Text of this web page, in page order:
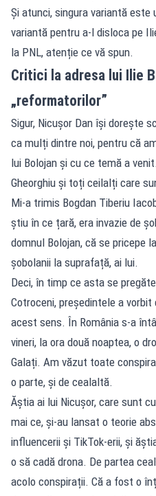
Și atunci, singura variantă este
variantă pentru a-l disloca pe
la PNL, atenție ce vă spun.
Critici la adresa lui Ilie
„reformatorilor”
Sigur, Nicușor Dan își dorește
ca mulți dintre noi, pentru că
lui Bolojan și cu ce temă a
Gheorghiu și toți ceilalți care
Mi-a trimis Bogdan Tiberiu
știu în ce țară, era invazie de
domnul Bolojan, că se pricepe
șobolanii la suprafață, ai lui.
Deci, în timp ce asta se
Cotroceni, președintele a
acest sens. În România s-a
vineri, la ora două noaptea, o
Galați. Am văzut toate
o parte, și de cealaltă.
Ăștia ai lui Nicușor, care sunt
mai ce, și-au lansat o teorie
influencerii și TikTok-erii, și
o să cadă drona. De partea
acolo conspirații. Că a fost o